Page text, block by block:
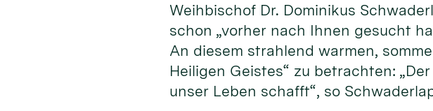
Weihbischof Dr. Dominikus
schon „vorher nach Ihnen gesucht
An diesem strahlend warmen,
Heiligen Geistes“ zu betrachten:
unser Leben schafft“, so